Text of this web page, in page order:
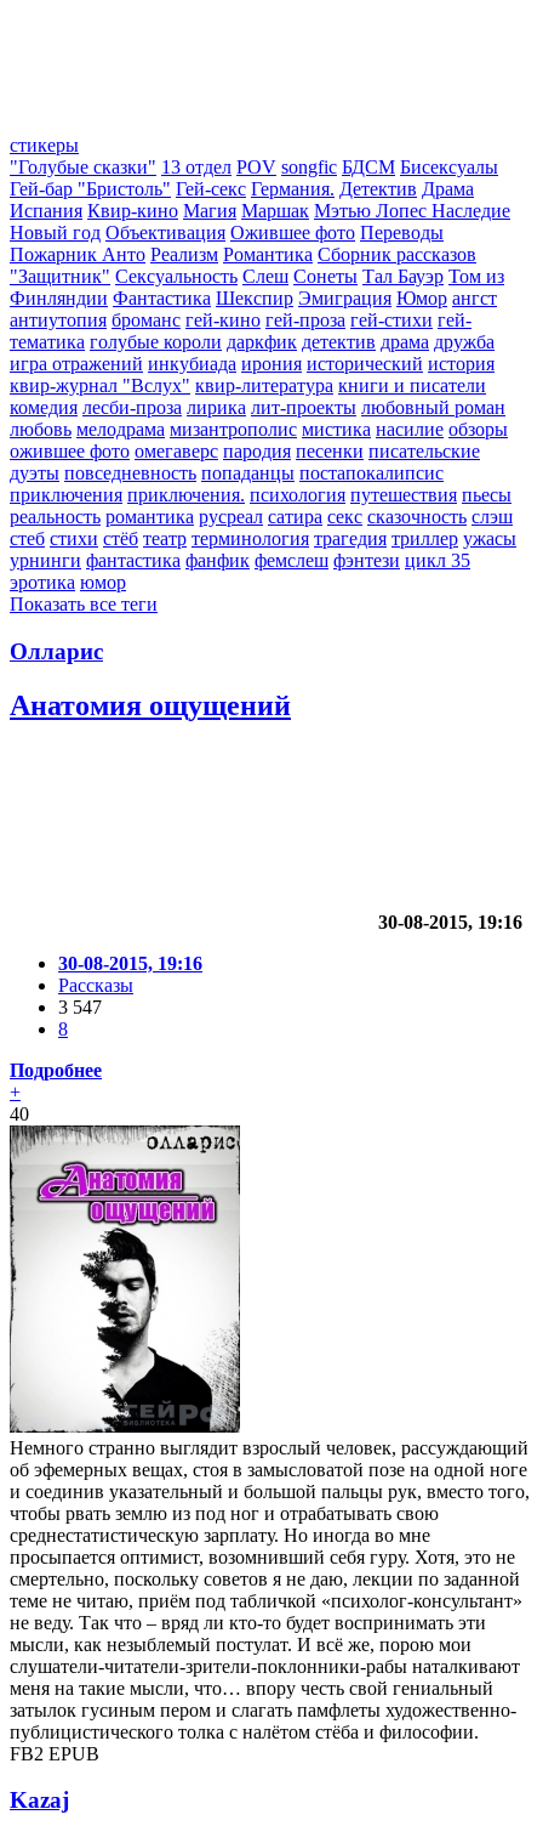
стикеры
"Голубые сказки" 13 отдел POV songfic БДСМ Бисексуалы
Гей-бар "Бристоль" Гей-секс Германия. Детектив Драма
Испания Квир-кино Магия Маршак Мэтью Лопес Наследие
Новый год Объективация Ожившее фото Переводы
Пожарник Анто Реализм Романтика Сборник рассказов
"Защитник" Сексуальность Слеш Сонеты Тал Бауэр Том из
Финляндии Фантастика Шекспир Эмиграция Юмор ангст
антиутопия броманс гей-кино гей-проза гей-стихи гей-
тематика голубые короли даркфик детектив драма дружба
игра отражений инкубиада ирония исторический история
квир-журнал "Вслух" квир-литература книги и писатели
комедия лесби-проза лирика лит-проекты любовный роман
любовь мелодрама мизантрополис мистика насилие обзоры
ожившее фото омегаверс пародия песенки писательские
дуэты повседневность попаданцы постапокалипсис
приключения приключения. психология путешествия пьесы
реальность романтика русреал сатира секс сказочность слэш
стеб стихи стёб театр терминология трагедия триллер ужасы
урнинги фантастика фанфик фемслеш фэнтези цикл 35
эротика юмор
Показать все теги
Олларис
Анатомия ощущений
30-08-2015, 19:16
30-08-2015, 19:16
Рассказы
3 547
8
Подробнее
+
40
Немного странно выглядит взрослый человек, рассуждающий
об эфемерных вещах, стоя в замысловатой позе на одной ноге
и соединив указательный и большой пальцы рук, вместо того,
чтобы рвать землю из под ног и отрабатывать свою
среднестатистическую зарплату. Но иногда во мне
просыпается оптимист, возомнивший себя гуру. Хотя, это не
смертельно, поскольку советов я не даю, лекции по заданной
теме не читаю, приём под табличкой «психолог-консультант»
не веду. Так что – вряд ли кто-то будет воспринимать эти
мысли, как незыблемый постулат. И всё же, порою мои
слушатели-читатели-зрители-поклонники-рабы наталкивают
меня на такие мысли, что… впору честь свой гениальный
затылок гусиным пером и слагать памфлеты художественно-
публицистического толка с налётом стёба и философии.
FB2 EPUB
Kazaj